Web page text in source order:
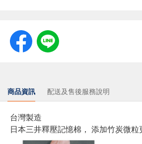
商品資訊 配送及售後服務說明
台灣製造
日本三井釋壓記憶棉， 添加竹炭微粒